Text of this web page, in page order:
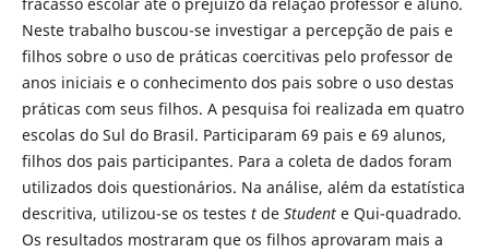
fracasso escolar até o prejuízo da relação professor e aluno.
Neste trabalho buscou-se investigar a percepção de pais e
filhos sobre o uso de práticas coercitivas pelo professor de
anos iniciais e o conhecimento dos pais sobre o uso destas
práticas com seus filhos. A pesquisa foi realizada em quatro
escolas do Sul do Brasil. Participaram 69 pais e 69 alunos,
filhos dos pais participantes. Para a coleta de dados foram
utilizados dois questionários. Na análise, além da estatística
descritiva, utilizou-se os testes t de Student e Qui-quadrado.
Os resultados mostraram que os filhos aprovaram mais a